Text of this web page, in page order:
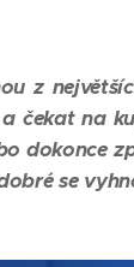
z
čekat na
dokonce
se